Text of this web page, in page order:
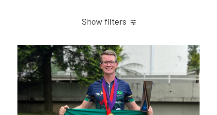
Show filters